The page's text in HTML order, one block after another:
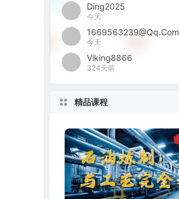
Ding2025
今天
1669563239@qq.com
今天
Viking8866
324天前
精品课程